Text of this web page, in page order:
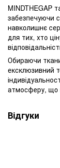
MINDTHEGAP
забезпечуючи
навколишнє
для тих, хто
Обираючи
ексклюзивний
атмосферу, що
Відгуки